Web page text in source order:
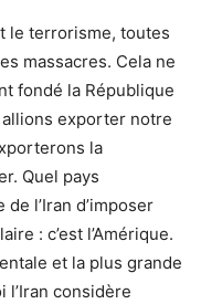
le terrorisme, toutes
massacres. Cela ne
fondé la République
allions exporter notre
la
Quel pays
l’Iran d’imposer
: c’est l’Amérique.
et la plus grande
l’Iran considère